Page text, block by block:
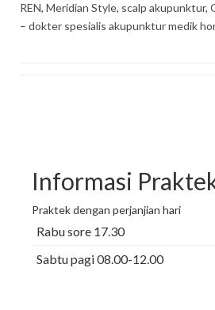
REN, Meridian Style, scalp
– dokter spesialis akupunktur medik
Informasi
Praktek dengan perjanjian hari
Rabu sore 17.30
Sabtu pagi 08.00-12.00